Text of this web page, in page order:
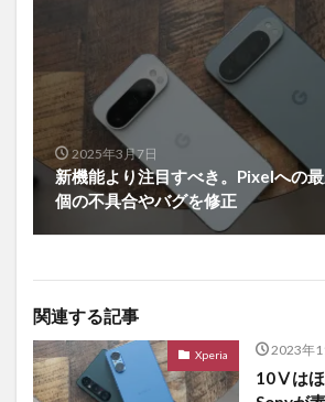
2025年3月7日
新機能より注目すべき。Pixelへの
個の不具合やバグを修正
関連する記事
Xperia 2023年
10Ⅴはほ